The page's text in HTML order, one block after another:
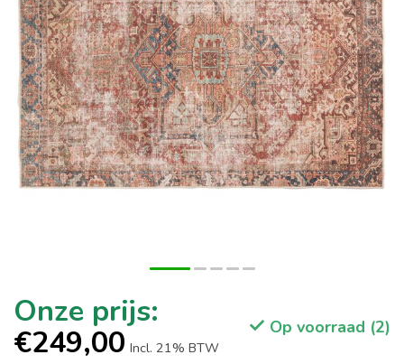
€249,00 Incl. 21% BTW
Op voorraad (2)